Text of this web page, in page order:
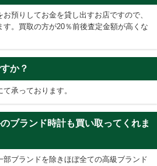
預りしてお金を貸し出すお店ですので、
す。買取の方が20％前後査定金額が高くな
か？
て承っております。
ブランド時計も買い取ってくれま
部ブランドを除きほぼ全ての高級ブランド